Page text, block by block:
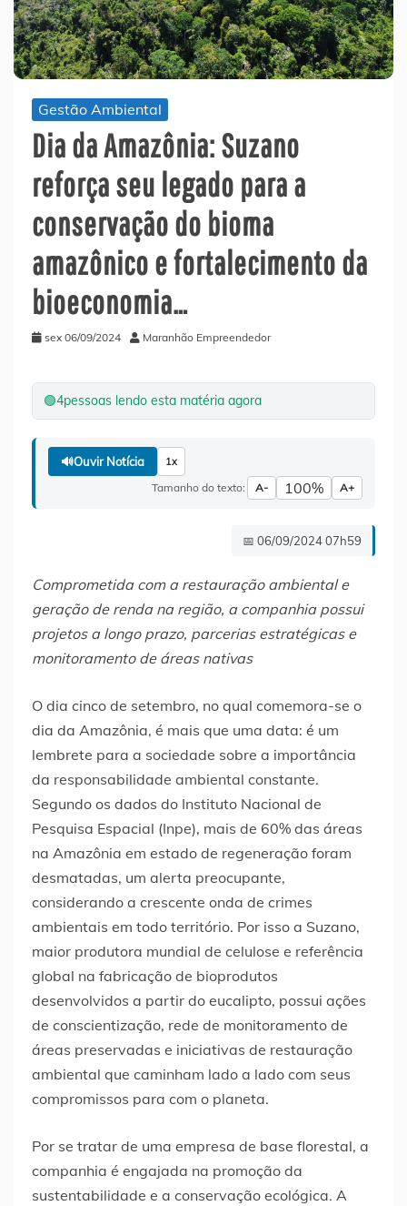
Gestão Ambiental
Dia da Amazônia: Suzano
reforça seu legado para a
conservação do bioma
amazônico e fortalecimento da
bioeconomia…
sex 06/09/2024 Maranhão Empreendedor
🟢4pessoas lendo esta matéria agora
🔊Ouvir Notícia 1x
Tamanho do texto: A- 100% A+
📅 06/09/2024 07h59
Comprometida com a restauração ambiental e
geração de renda na região, a companhia possui
projetos a longo prazo, parcerias estratégicas e
monitoramento de áreas nativas
O dia cinco de setembro, no qual comemora-se o
dia da Amazônia, é mais que uma data: é um
lembrete para a sociedade sobre a importância
da responsabilidade ambiental constante.
Segundo os dados do Instituto Nacional de
Pesquisa Espacial (Inpe), mais de 60% das áreas
na Amazônia em estado de regeneração foram
desmatadas, um alerta preocupante,
considerando a crescente onda de crimes
ambientais em todo território. Por isso a Suzano,
maior produtora mundial de celulose e referência
global na fabricação de bioprodutos
desenvolvidos a partir do eucalipto, possui ações
de conscientização, rede de monitoramento de
áreas preservadas e iniciativas de restauração
ambiental que caminham lado a lado com seus
compromissos para com o planeta.
Por se tratar de uma empresa de base florestal, a
companhia é engajada na promoção da
sustentabilidade e a conservação ecológica. A